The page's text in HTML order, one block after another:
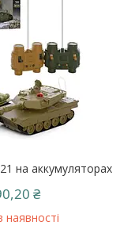
на аккумуляторах
₴
наявності